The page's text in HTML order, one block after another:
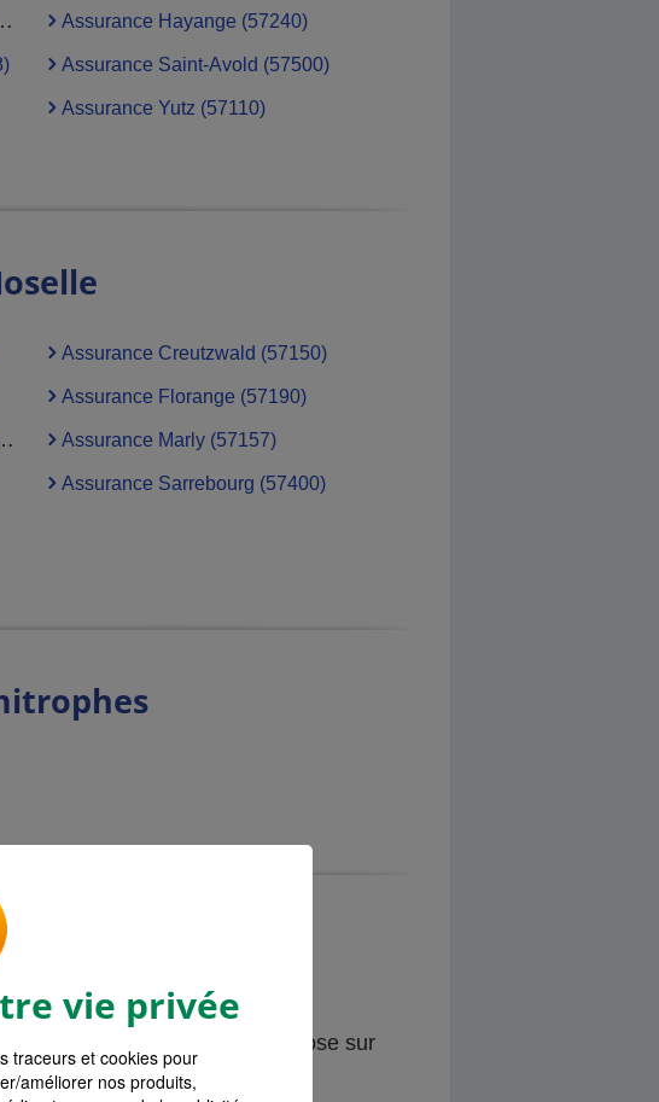
Assurance Hayange (57240)
Assurance Saint-Avold (57500)
Assurance Yutz (57110)
Assurance Creutzwald (57150)
Assurance Florange (57190)
Assurance Marly (57157)
Assurance Sarrebourg (57400)
en 2023*. L'économie repose sur
et minière.
vie privée
traceurs et cookies pour
améliorer nos produits,